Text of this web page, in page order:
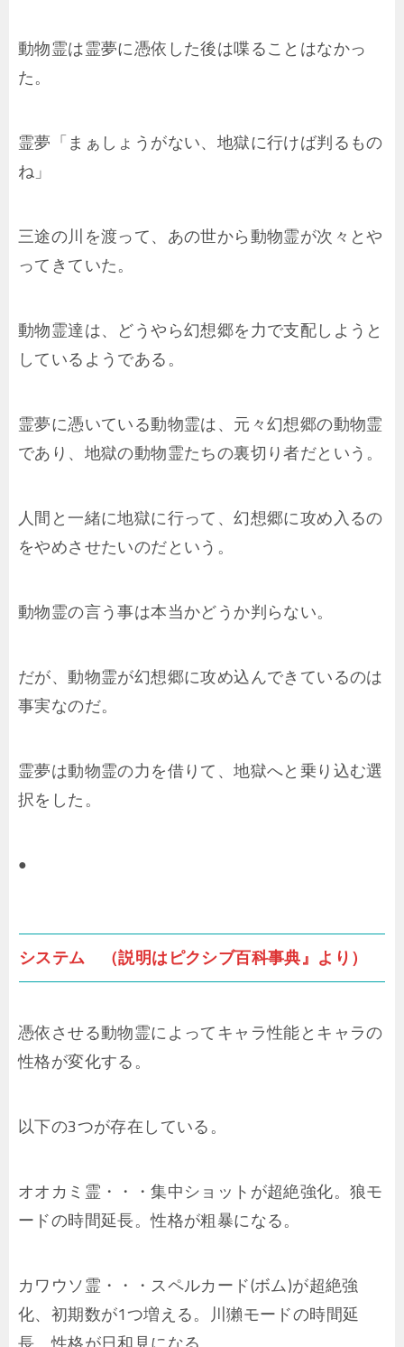
動物霊は霊夢に憑依した後は喋ることはなかっ
た。
霊夢「まぁしょうがない、地獄に行けば判るもの
ね」
三途の川を渡って、あの世から動物霊が次々とや
ってきていた。
動物霊達は、どうやら幻想郷を力で支配しようと
しているようである。
霊夢に憑いている動物霊は、元々幻想郷の動物霊
であり、地獄の動物霊たちの裏切り者だという。
人間と一緒に地獄に行って、幻想郷に攻め入るの
をやめさせたいのだという。
動物霊の言う事は本当かどうか判らない。
だが、動物霊が幻想郷に攻め込んできているのは
事実なのだ。
霊夢は動物霊の力を借りて、地獄へと乗り込む選
択をした。
●
システム （説明はピクシブ百科事典』より）
憑依させる動物霊によってキャラ性能とキャラの
性格が変化する。
以下の3つが存在している。
オオカミ霊・・・集中ショットが超絶強化。狼モ
ードの時間延長。性格が粗暴になる。
カワウソ霊・・・スペルカード(ボム)が超絶強
化、初期数が1つ増える。川獺モードの時間延